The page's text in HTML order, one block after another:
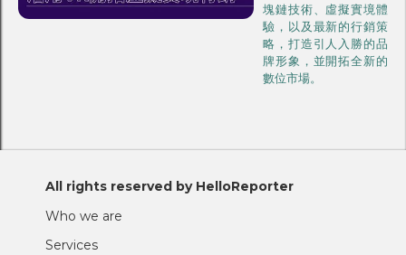
塊鏈技術、虛擬實境體
驗，以及最新的行銷策
略，打造引人入勝的品
牌形象，並開拓全新的
數位市場。
All rights reserved by HelloReporter
Who we are
Services